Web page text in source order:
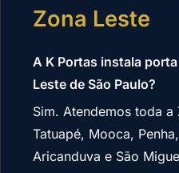
Zona Leste
A K Portas instala
Leste de São Paulo?
Sim. Atendemos toda
Tatuapé, Mooca,
Aricanduva e São